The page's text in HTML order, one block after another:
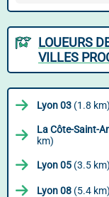
LOUEURS
VILLES
Lyon 03 (1.8 km)
La Côte-Saint-
km)
Lyon 05 (3.5 km)
Lyon 08 (5.4 km)